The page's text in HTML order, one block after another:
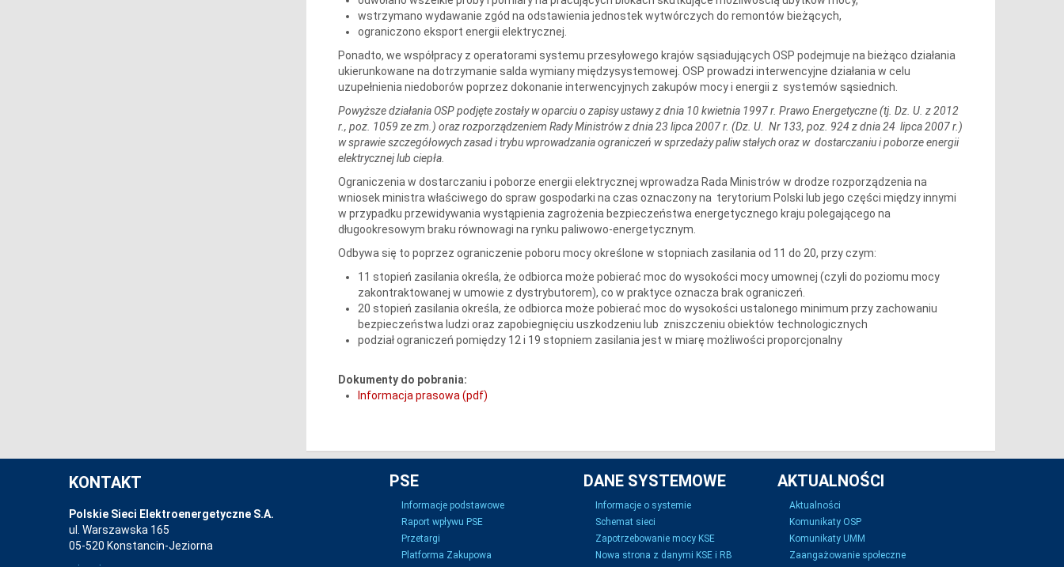
wstrzymano wydawanie zgód na odstawienia jednostek wytwórczych do remontów bieżących,
ograniczono eksport energii elektrycznej.
Ponadto, we współpracy z operatorami systemu przesyłowego krajów sąsiadujących OSP podejmuje na bieżąco działania
ukierunkowane na dotrzymanie salda wymiany międzysystemowej. OSP prowadzi interwencyjne działania w celu
uzupełnienia niedoborów poprzez dokonanie interwencyjnych zakupów mocy i energii z systemów sąsiednich.
Powyższe działania OSP podjęte zostały w oparciu o zapisy ustawy z dnia 10 kwietnia 1997 r. Prawo Energetyczne (tj. Dz. U. z 2012
r., poz. 1059 ze zm.) oraz rozporządzeniem Rady Ministrów z dnia 23 lipca 2007 r. (Dz. U. Nr 133, poz. 924 z dnia 24 lipca 2007 r.)
w sprawie szczegółowych zasad i trybu wprowadzania ograniczeń w sprzedaży paliw stałych oraz w dostarczaniu i poborze energii
elektrycznej lub ciepła.
Ograniczenia w dostarczaniu i poborze energii elektrycznej wprowadza Rada Ministrów w drodze rozporządzenia na
wniosek ministra właściwego do spraw gospodarki na czas oznaczony na terytorium Polski lub jego części między innymi
w przypadku przewidywania wystąpienia zagrożenia bezpieczeństwa energetycznego kraju polegającego na
długookresowym braku równowagi na rynku paliwowo-energetycznym.
Odbywa się to poprzez ograniczenie poboru mocy określone w stopniach zasilania od 11 do 20, przy czym:
11 stopień zasilania określa, że odbiorca może pobierać moc do wysokości mocy umownej (czyli do poziomu mocy
zakontraktowanej w umowie z dystrybutorem), co w praktyce oznacza brak ograniczeń.
20 stopień zasilania określa, że odbiorca może pobierać moc do wysokości ustalonego minimum przy zachowaniu
bezpieczeństwa ludzi oraz zapobiegnięciu uszkodzeniu lub zniszczeniu obiektów technologicznych
podział ograniczeń pomiędzy 12 i 19 stopniem zasilania jest w miarę możliwości proporcjonalny
Dokumenty do pobrania:
Informacja prasowa (pdf)
KONTAKT
Polskie Sieci Elektroenergetyczne S.A.
ul. Warszawska 165
05-520 Konstancin-Jeziorna
PSE
Informacje podstawowe
Raport wpływu PSE
Przetargi
Platforma Zakupowa
DANE SYSTEMOWE
Informacje o systemie
Schemat sieci
Zapotrzebowanie mocy KSE
Nowa strona z danymi KSE i RB
AKTUALNOŚCI
Aktualności
Komunikaty OSP
Komunikaty UMM
Zaangażowanie społeczne